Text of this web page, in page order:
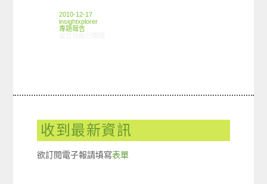
2010-12-17
insightxplorer
專題報告
收到最新資訊
欲訂閱電子報請填寫表單